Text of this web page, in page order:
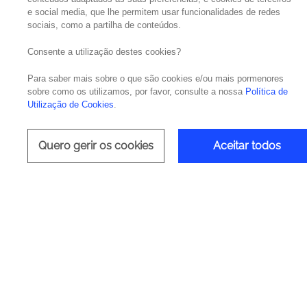
Com a 8ª edição à porta – a 6 de
Inteligência Artificial mais impactantes do
Este fórum consolidou-se como um
mesas-redondas compostas por
claro em superar a lacuna entre as
nível global.
Entre as novidades deste ano, destacam-
Data & AI Forum em proporcionar
Embora a IA prometa grandes benefícios,
dados e o planeamento estratégico. A
e social media, que lhe permitem usar funcionalidades de redes
sociais, como a partilha de conteúdos.
Consente a utilização destes cookies?
Para saber mais sobre o que são cookies e/ou mais pormenores
sobre como os utilizamos, por favor, consulte a nossa Política de
Utilização de Cookies.
Quero gerir os cookies Aceitar todos